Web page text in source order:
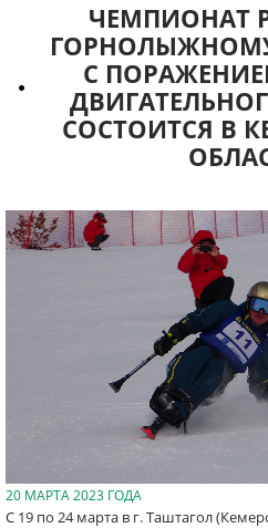
ЧЕМПИОНАТ
С
СОСТОИТСЯ В
20 МАРТА 2023 ГОДА
С 19 по 24 марта в г. Таштагол